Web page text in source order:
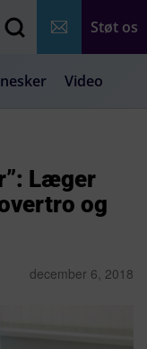
Støt os
Video
Læger
og
december 6, 2018